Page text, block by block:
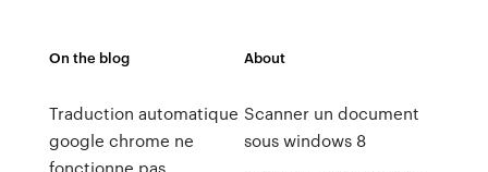
On the blog
Traduction automatique
google chrome ne
fonctionne pas
About
Scanner un document
sous windows 8